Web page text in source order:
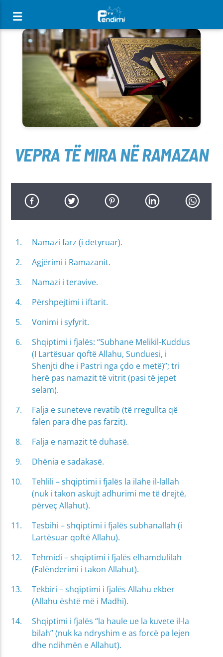
[There are no radio stations in the database]
VEPRA TË MIRA NË RAMAZAN
Namazi farz (i detyruar).
Agjërimi i Ramazanit.
Namazi i teravive.
Përshpejtimi i iftarit.
Vonimi i syfyrit.
Shqiptimi i fjalës: “Subhane Melikil-Kuddus
(I Lartësuar qoftë Allahu, Sunduesi, i
Shenjti dhe i Pastri nga çdo e metë)”; tri
herë pas namazit të vitrit (pasi të jepet
selam).
Falja e suneteve revatib (të rregullta që
falen para dhe pas farzit).
Falja e namazit të duhasë.
Dhënia e sadakasë.
Tehlili – shqiptimi i fjalës la ilahe il-lallah
(nuk i takon askujt adhurimi me të drejtë,
përveç Allahut).
Tesbihi – shqiptimi i fjalës subhanallah (i
Lartësuar qoftë Allahu).
Tehmidi – shqiptimi i fjalës elhamdulilah
(Falënderimi i takon Allahut).
Tekbiri – shqiptimi i fjalës Allahu ekber
(Allahu është më i Madhi).
Shqiptimi i fjalës “la haule ue la kuvete il-la
bilah” (nuk ka ndryshim e as forcë pa lejen
dhe ndihmën e Allahut).